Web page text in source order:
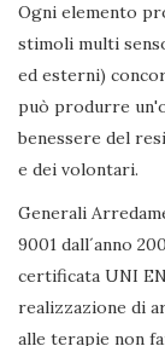
Ogni elemento
stimoli multi
ed esterni)
può produrre
benessere del
e dei volontari.
Generali
9001 dall´anno
certificata UNI
realizzazione di
alle terapie non